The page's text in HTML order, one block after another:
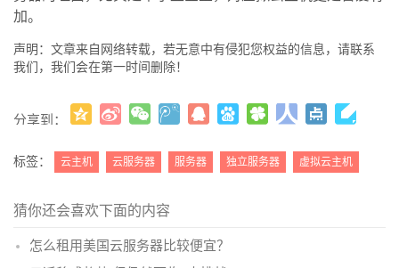
加。
声明：文章来自网络转载，若无意中有侵犯您权益的信息，请联系
我们，我们会在第一时间删除！
分享到：
( )
标签： 云主机 云服务器 服务器 独立服务器 虚拟云主机
猜你还会喜欢下面的内容
怎么租用美国云服务器比较便宜？